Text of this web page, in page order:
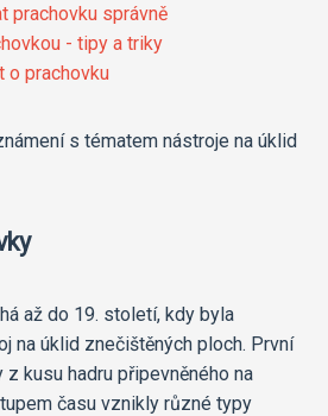
prachovku správně
- tipy a triky
o prachovku
s tématem nástroje na úklid
až do 19. století, kdy byla
na úklid znečištěných ploch. První
kusu hadru připevněného na
času vznikly různé typy